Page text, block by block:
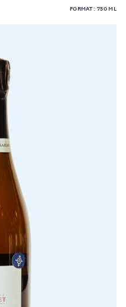
FORMAT : 750 ML